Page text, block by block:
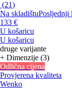
(21)
Na skladištuPosljednji
133 €
U košaricu
U košaricu
druge varijante
+ Dimenzije (3)
Odlična cijena
Provjerena kvaliteta
Wenko